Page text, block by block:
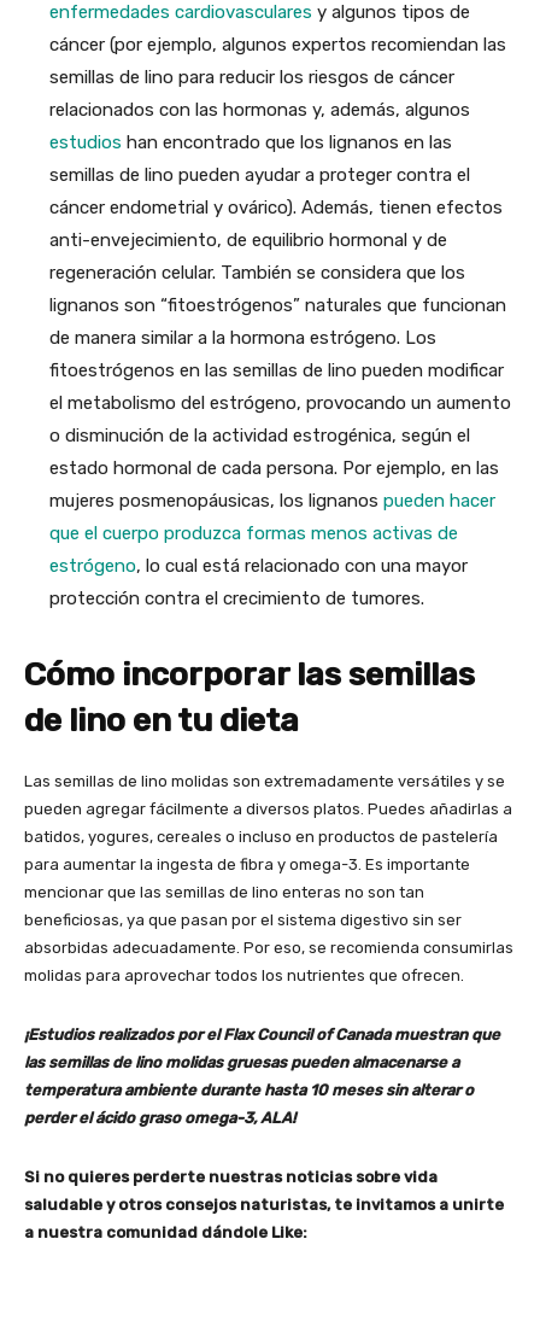
enfermedades cardiovasculares y algunos tipos de
cáncer (por ejemplo, algunos expertos recomiendan las
semillas de lino para reducir los riesgos de cáncer
relacionados con las hormonas y, además, algunos
estudios han encontrado que los lignanos en las
semillas de lino pueden ayudar a proteger contra el
cáncer endometrial y ovárico). Además, tienen efectos
anti-envejecimiento, de equilibrio hormonal y de
regeneración celular. También se considera que los
lignanos son “fitoestrógenos” naturales que funcionan
de manera similar a la hormona estrógeno. Los
fitoestrógenos en las semillas de lino pueden modificar
el metabolismo del estrógeno, provocando un aumento
o disminución de la actividad estrogénica, según el
estado hormonal de cada persona. Por ejemplo, en las
mujeres posmenopáusicas, los lignanos pueden hacer
que el cuerpo produzca formas menos activas de
estrógeno, lo cual está relacionado con una mayor
protección contra el crecimiento de tumores.
Cómo incorporar las semillas
de lino en tu dieta
Las semillas de lino molidas son extremadamente versátiles y se
pueden agregar fácilmente a diversos platos. Puedes añadirlas a
batidos, yogures, cereales o incluso en productos de pastelería
para aumentar la ingesta de fibra y omega-3. Es importante
mencionar que las semillas de lino enteras no son tan
beneficiosas, ya que pasan por el sistema digestivo sin ser
absorbidas adecuadamente. Por eso, se recomienda consumirlas
molidas para aprovechar todos los nutrientes que ofrecen.
¡Estudios realizados por el Flax Council of Canada muestran que
las semillas de lino molidas gruesas pueden almacenarse a
temperatura ambiente durante hasta 10 meses sin alterar o
perder el ácido graso omega-3, ALA!
Si no quieres perderte nuestras noticias sobre vida
saludable y otros consejos naturistas, te invitamos a unirte
a nuestra comunidad dándole Like: